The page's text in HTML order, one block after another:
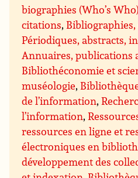
biographies (Who’s Who)
citations, Bibliographies,
Périodiques, abstracts,
Annuaires, publications
Bibliothéconomie et
muséologie,
de l’information,
l’information,
ressources en ligne et
électroniques en
développement des